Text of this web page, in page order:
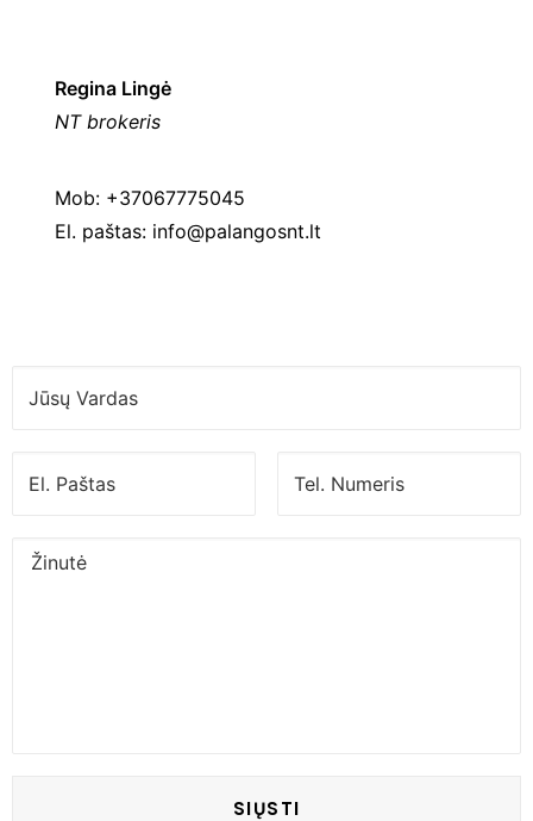
Regina Lingė
NT brokeris
Mob: +37067775045
El. paštas: info@palangosnt.lt